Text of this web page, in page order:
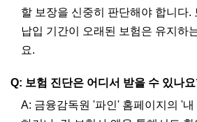
할 보장을 신중히 판단해야 합니다.
납입 기간이 오래된 보험은 유지하
요.
Q: 보험 진단은 어디서 받을 수 있나
A: 금융감독원 '파인' 홈페이지의 '